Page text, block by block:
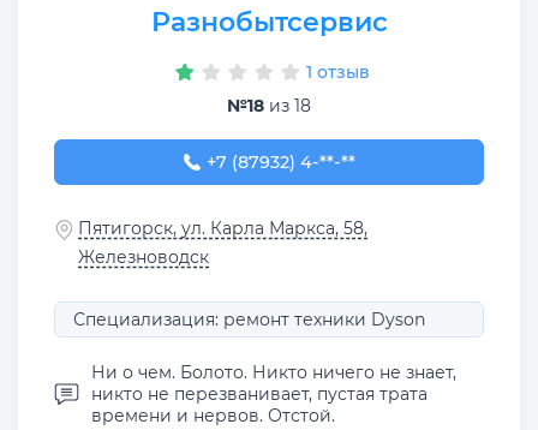
Разнобытсервис
1 отзыв
№18 из 18
+7 (87932) 4-17-69
+7 (87932) 4-**-**
Пятигорск, ул. Карла Маркса, 58,
Железноводск
Специализация: ремонт техники Dyson
Ни о чем. Болото. Никто ничего не знает,
никто не перезванивает, пустая трата
времени и нервов. Отстой.